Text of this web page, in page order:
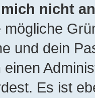
nicht
mögliche
und dein
Es ist